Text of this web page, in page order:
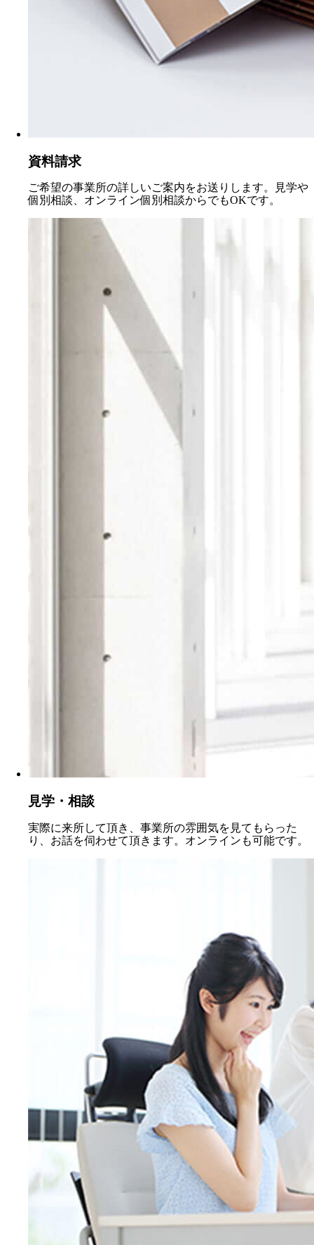
資料請求
ご希望の事業所の詳しいご案内をお送りします。見学や
個別相談、オンライン個別相談からでもOKです。
見学・相談
実際に来所して頂き、事業所の雰囲気を見てもらった
り、お話を伺わせて頂きます。オンラインも可能です。